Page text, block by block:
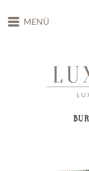
MENÜ